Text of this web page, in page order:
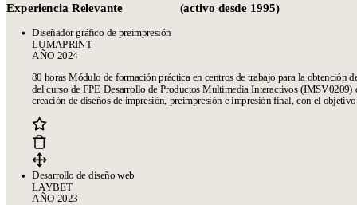
Experiencia Relevante (activo desde 1995)
Diseñador gráfico de preimpresión
LUMAPRINT
AÑO 2024
80 horas Módulo de formación práctica en centros de trabajo para la obtención
del curso de FPE Desarrollo de Productos Multimedia Interactivos (IMSV0209)
creación de diseños de impresión, preimpresión e impresión final, con el
Desarrollo de diseño web
LAYBET
AÑO 2023